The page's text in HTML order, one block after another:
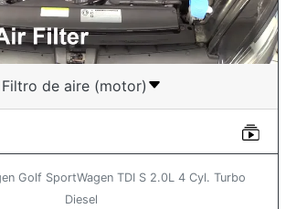
Filtro de aire (motor)
Golf SportWagen TDI S 2.0L 4 Cyl. Turbo
Diesel